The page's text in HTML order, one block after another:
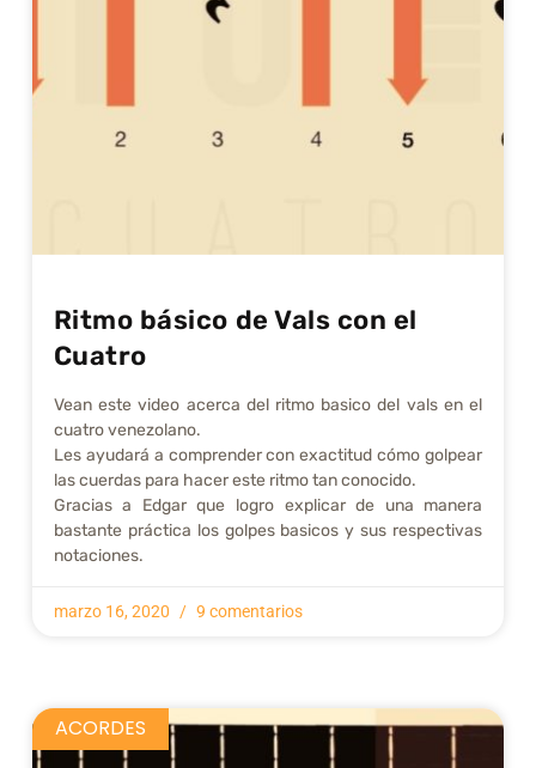
Ritmo básico de Vals con el
Cuatro
Vean este video acerca del ritmo basico del vals en el
cuatro venezolano.
Les ayudará a comprender con exactitud cómo golpear
las cuerdas para hacer este ritmo tan conocido.
Gracias a Edgar que logro explicar de una manera
bastante práctica los golpes basicos y sus respectivas
notaciones.
marzo 16, 2020 9 comentarios
ACORDES